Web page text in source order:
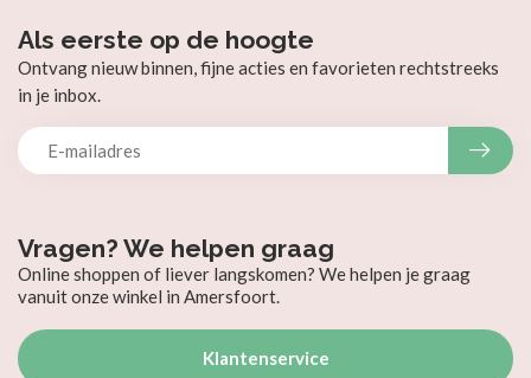
Vragen? We helpen graag
Online shoppen of liever langskomen? We helpen je graag
vanuit onze winkel in Amersfoort.
Klantenservice
Als eerste op de hoogte
Ontvang nieuw binnen, fijne acties en favorieten rechtstreeks
in je inbox.